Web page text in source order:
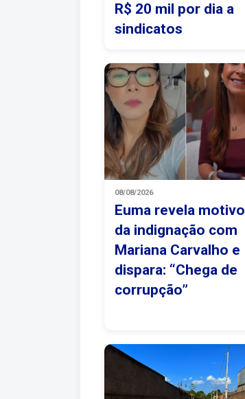
R$ 20 mil por dia a
sindicatos
08/08/2026
Euma revela motivo
da indignação com
Mariana Carvalho e
dispara: “Chega de
corrupção”